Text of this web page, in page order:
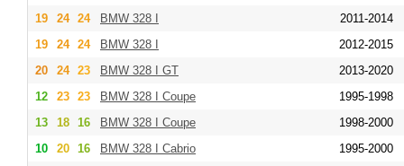
19
24 24 BMW 328 I
2011-2014
19
24 24 BMW 328 I
2012-2015
20
24 23 BMW 328 I GT
2013-2020
12
23 23 BMW 328 I Coupe
1995-1998
13
18 16 BMW 328 I Coupe
1998-2000
10
20 16 BMW 328 I Cabrio
1995-2000